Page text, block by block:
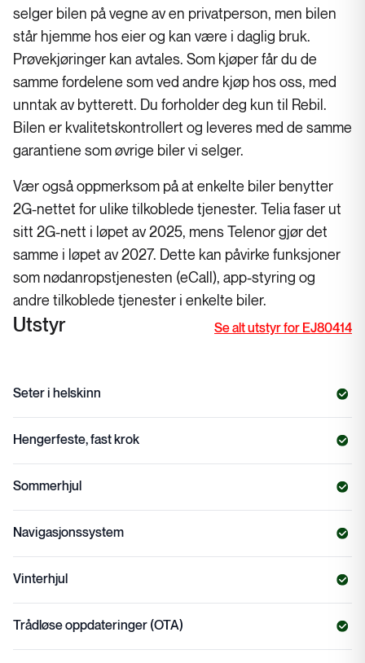
selger bilen på vegne av en privatperson, men bilen
står hjemme hos eier og kan være i daglig bruk.
Prøvekjøringer kan avtales. Som kjøper får du de
samme fordelene som ved andre kjøp hos oss, med
unntak av bytterett. Du forholder deg kun til Rebil.
Bilen er kvalitetskontrollert og leveres med de samme
garantiene som øvrige biler vi selger.
Vær også oppmerksom på at enkelte biler benytter
2G-nettet for ulike tilkoblede tjenester. Telia faser ut
sitt 2G-nett i løpet av 2025, mens Telenor gjør det
samme i løpet av 2027. Dette kan påvirke funksjoner
som nødanropstjenesten (eCall), app-styring og
andre tilkoblede tjenester i enkelte biler.
Utstyr Se alt utstyr for EJ80414
Seter i helskinn
Hengerfeste, fast krok
Sommerhjul
Navigasjonssystem
Vinterhjul
Trådløse oppdateringer (OTA)